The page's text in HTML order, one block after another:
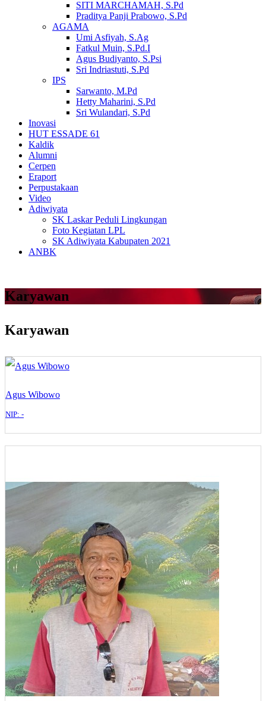
SITI MARCHAMAH, S.Pd
Praditya Panji Prabowo, S.Pd
AGAMA
Umi Asfiyah, S.Ag
Fatkul Muin, S.Pd.I
Agus Budiyanto, S.Psi
Sri Indriastuti, S.Pd
IPS
Sarwanto, M.Pd
Hetty Maharini, S.Pd
Sri Wulandari, S.Pd
Inovasi
HUT ESSADE 61
Kaldik
Alumni
Cerpen
Eraport
Perpustakaan
Video
Adiwiyata
SK Laskar Peduli Lingkungan
Foto Kegiatan LPL
SK Adiwiyata Kabupaten 2021
ANBK
Karyawan
Karyawan
Agus Wibowo
NIP: -